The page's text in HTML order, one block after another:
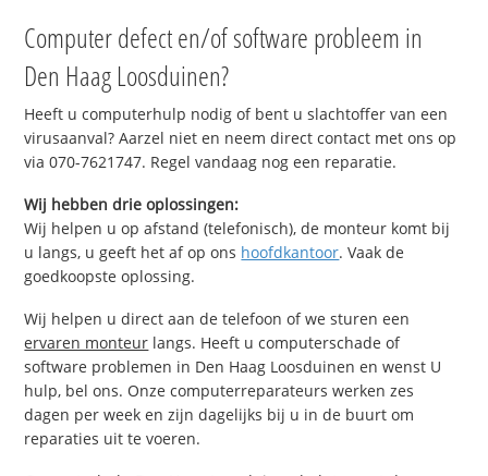
Computer defect en/of software probleem in
Den Haag Loosduinen?
Heeft u computerhulp nodig of bent u slachtoffer van een
virusaanval? Aarzel niet en neem direct contact met ons op
via 070-7621747. Regel vandaag nog een reparatie.
Wij hebben drie oplossingen:
Wij helpen u op afstand (telefonisch), de monteur komt bij
u langs, u geeft het af op ons hoofdkantoor. Vaak de
goedkoopste oplossing.
Wij helpen u direct aan de telefoon of we sturen een
ervaren monteur langs. Heeft u computerschade of
software problemen in Den Haag Loosduinen en wenst U
hulp, bel ons. Onze computerreparateurs werken zes
dagen per week en zijn dagelijks bij u in de buurt om
reparaties uit te voeren.